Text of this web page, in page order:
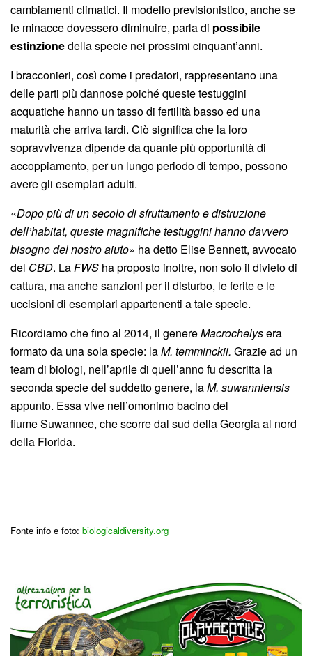
cambiamenti climatici. Il modello previsionistico, anche se
le minacce dovessero diminuire, parla di possibile
estinzionedella specie nei prossimi cinquant’anni.
I bracconieri, così come i predatori, rappresentano una
delle parti più dannose poiché queste testuggini
acquatiche hanno un tasso di fertilità basso ed una
maturità che arriva tardi. Ciò significa che la loro
sopravvivenza dipende da quante più opportunità di
accoppiamento, per un lungo periodo di tempo, possono
avere gli esemplari adulti.
«Dopo più di un secolo di sfruttamento e distruzione
dell’habitat, queste magnifiche testuggini hanno davvero
bisogno del nostro aiuto» ha detto Elise Bennett, avvocato
del CBD. LaFWS ha proposto inoltre, non solo il divieto di
cattura, ma anche sanzioni per il disturbo, le ferite e le
uccisioni di esemplari appartenenti a tale specie.
Ricordiamo che fino al 2014, il genereMacrochelysera
formato da una sola specie: laM. temminckii. Grazie ad un
team di biologi, nell’aprile di quell’anno fu descritta la
seconda specie del suddetto genere, laM. suwanniensis
appunto. Essa vive nell’omonimo bacino del
fiume Suwannee, che scorre dal sud della Georgia al nord
della Florida.
Fonte info e foto: biologicaldiversity.org